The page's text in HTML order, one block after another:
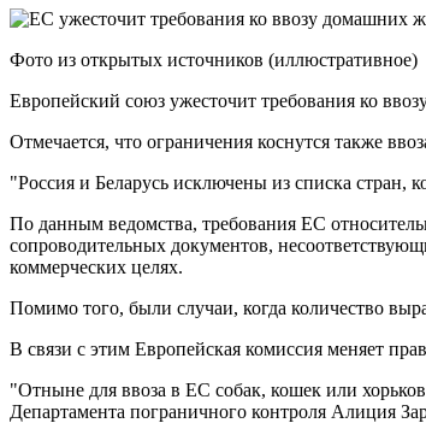
Фото из открытых источников (иллюстративное)
Европейский союз ужесточит требования ко
Отмечается, что ограничения коснутся также
"Россия и Беларусь исключены из списка стран,
По данным ведомства, требования ЕС
сопроводительных документов,
коммерческих целях.
Помимо того, были случаи, когда количество
В связи с этим Европейская комиссия меняет
"Отныне для ввоза в ЕС собак, кошек или
Департамента пограничного контроля Алиция